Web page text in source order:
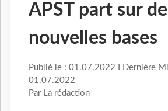
APST part sur de
nouvelles bases
Publié le : 01.07.2022 I Dernière
01.07.2022
Par La rédaction